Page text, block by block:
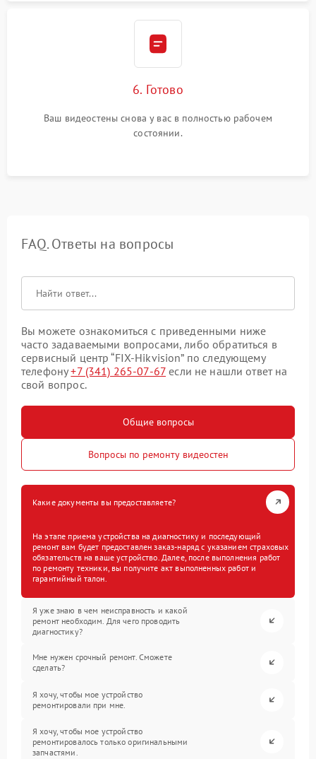
6. Готово
Ваш видеостены снова у вас в полностью рабочем
состоянии.
FAQ. Ответы на вопросы
Вы можете ознакомиться с приведенными ниже
часто задаваемыми вопросами, либо обратиться в
сервисный центр “FIX-Hikvision” по следующему
телефону+7 (341) 265-07-67 если не нашли ответ на
свой вопрос.
Общие вопросы
Вопросы по ремонту видеостен
Какие документы вы предоставляете?
На этапе приема устройства на диагностику и последующий
ремонт вам будет предоставлен заказ-наряд с указанием страховых
обязательств на ваше устройство. Далее, после выполнения работ
по ремонту техники, вы получите акт выполненных работ и
гарантийный талон.
Я уже знаю в чем неисправность и какой
ремонт необходим. Для чего проводить
диагностику?
Мне нужен срочный ремонт. Сможете
сделать?
Я хочу, чтобы мое устройство
ремонтировали при мне.
Я хочу, чтобы мое устройство
ремонтировалось только оригинальными
запчастями.